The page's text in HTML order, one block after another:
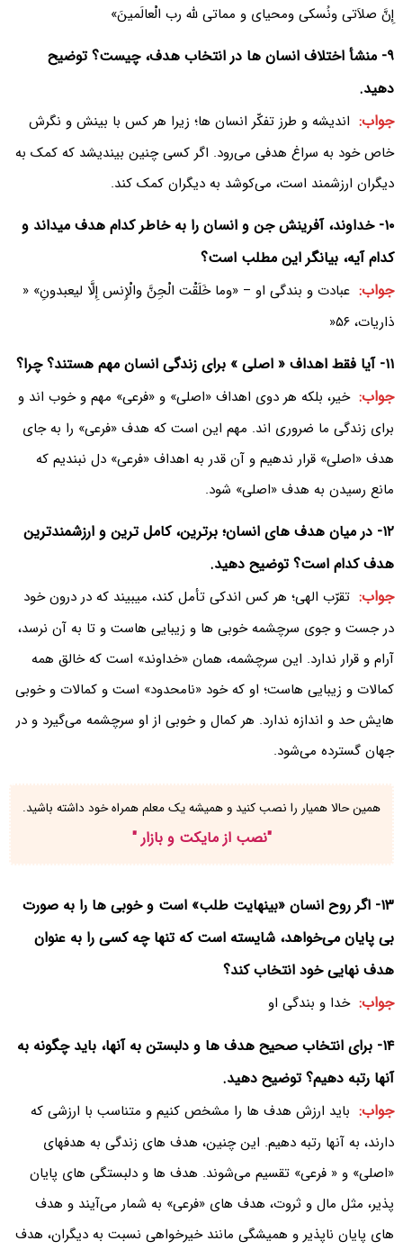
إِنَّ صلاَتی ونُسکی ومحیای و مماتی للّه رب الْعالَمینَ»
۹- منشأ اختلاف انسان ها در انتخاب هدف، چیست؟ توضیح
دهید.
جواب: اندیشه و طرز تفکّر انسان ها؛ زیرا هر کس با بینش و نگرش
خاص خود به سراغ هدفی می‌رود. اگر کسی چنین بیندیشد که کمک به
دیگران ارزشمند است، می‌کوشد به دیگران کمک کند.
۱۰- خداوند، آفرینش جن و انسان را به خاطر کدام هدف میداند و
کدام آیه، بیانگر این مطلب است؟
جواب: عبادت و بندگی او – «وما خَلَقْت الْجِنَّ والْإِنس إِلَّا لیعبدونِ» «
ذاریات، ۵۶«
۱۱- آیا فقط اهداف « اصلی » برای زندگی انسان مهم هستند؟ چرا؟
جواب: خیر، بلکه هر دوی اهداف «اصلی» و «فرعی» مهم و خوب اند و
برای زندگی ما ضروری اند. مهم این است که هدف «فرعی» را به جای
هدف «اصلی» قرار ندهیم و آن قدر به اهداف «فرعی» دل نبندیم که
مانع رسیدن به هدف «اصلی» شود.
۱۲- در میان هدف های انسان؛ برترین، کامل ترین و ارزشمندترین
هدف کدام است؟ توضیح دهید.
جواب: تقرّب الهی؛ هر کس اندکی تأمل کند، میبیند که در درون خود
در جست و جوی سرچشمه خوبی ها و زیبایی هاست و تا به آن نرسد،
آرام و قرار ندارد. این سرچشمه، همان «خداوند» است که خالق همه
کمالات و زیبایی هاست؛ او که خود «نامحدود» است و کمالات و خوبی
هایش حد و اندازه ندارد. هر کمال و خوبی از او سرچشمه می‌گیرد و در
جهان گسترده می‌شود.
همین حالا همیار را نصب کنید و همیشه یک معلم همراه خود داشته باشید.
"نصب از مایکت و بازار "
۱۳- اگر روح انسان «بینهایت طلب» است و خوبی ها را به صورت
بی پایان می‌خواهد، شایسته است که تنها چه کسی را به عنوان
هدف نهایی خود انتخاب کند؟
جواب: خدا و بندگی او
۱۴- برای انتخاب صحیح هدف ها و دلبستن به آنها، باید چگونه به
آنها رتبه دهیم؟ توضیح دهید.
جواب: باید ارزش هدف ها را مشخص کنیم و متناسب با ارزشی که
دارند، به آنها رتبه دهیم. این چنین، هدف های زندگی به هدفهای
«اصلی» و « فرعی» تقسیم می‌شوند. هدف ها و دلبستگی های پایان
پذیر، مثل مال و ثروت، هدف های «فرعی» به شمار می‌آیند و هدف
های پایان ناپذیر و همیشگی مانند خیرخواهی نسبت به دیگران، هدف